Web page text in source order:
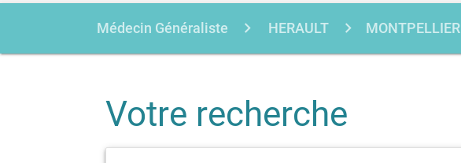
Médecin Généraliste HERAULT MONTPELLIER
Votre recherche